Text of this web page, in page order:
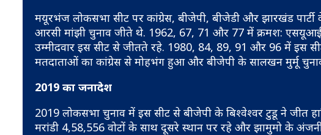
मयूरभंज लोकसभा सीट पर कांग्रेस, बीजेपी, बीजेडी और झारखंड
आरसी मांझी चुनाव जीते थे. 1962, 67, 71 और 77 में क्रमश: एसयूआईसी,
उम्मीदवार इस सीट से जीतते रहे. 1980, 84, 89, 91 और 96 में इस
मतदाताओं का कांग्रेस से मोहभंग हुआ और बीजेपी के सालखन मुर्मू
2019 का जनादेश
2019 लोकसभा चुनाव में इस सीट से बीजेपी के बिश्वेश्वर टुडू ने जीत
मरांडी 4,58,556 वोटों के साथ दूसरे स्थान पर रहे और झामुमो के